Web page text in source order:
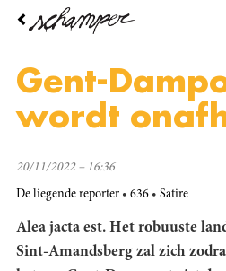
Overslaan
inhoud
gaanGent-Dampoort
wordt
20/11/2022 – 16:36
De liegende reporter 636 Satire
Alea jacta est. Het robuuste
Sint-Amandsberg zal zich